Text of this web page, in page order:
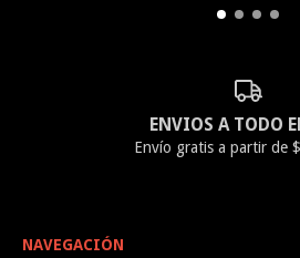
ENVIOS A TODO
Envío gratis a partir de
NAVEGACIÓN